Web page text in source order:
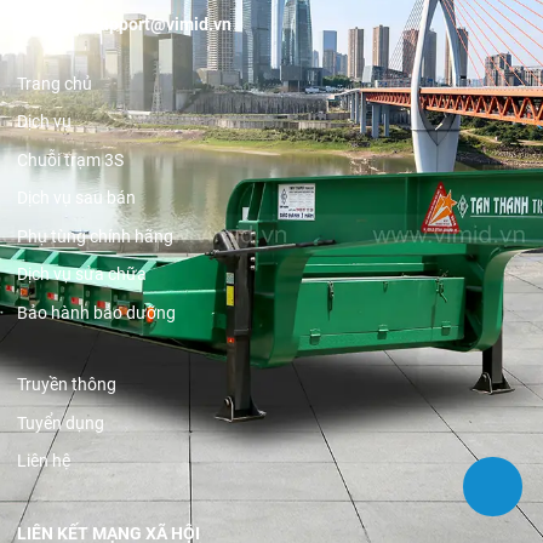
support@vimid.vn
Trang chủ
Dịch vụ
Chuỗi trạm 3S
Dịch vụ sau bán
Phụ tùng chính hãng
Dịch vụ sửa chữa
Bảo hành bảo dưỡng
Truyền thông
Tuyển dụng
Liên hệ
LIÊN KẾT MẠNG XÃ HỘI